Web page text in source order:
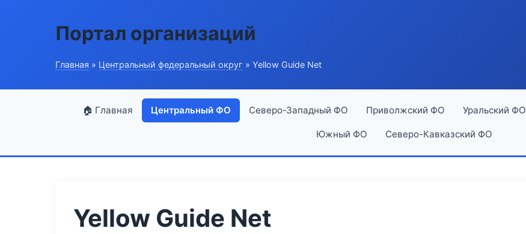
Портал организаций
Главная » Центральный федеральный округ » Yellow Guide Net
🏠 Главная Центральный ФО Северо-Западный ФО Приволжский ФО Уральский ФО
Южный ФО Северо-Кавказский ФО
Yellow Guide Net